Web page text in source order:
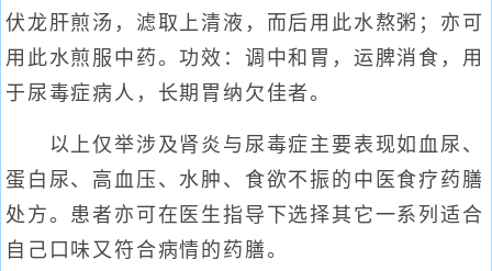
伏龙肝煎汤，滤取上清液，而后用此水熬粥；亦可
用此水煎服中药。功效：调中和胃，运脾消食，用
于尿毒症病人，长期胃纳欠佳者。
以上仅举涉及肾炎与尿毒症主要表现如血尿、
蛋白尿、高血压、水肿、食欲不振的中医食疗药膳
处方。患者亦可在医生指导下选择其它一系列适合
自己口味又符合病情的药膳。